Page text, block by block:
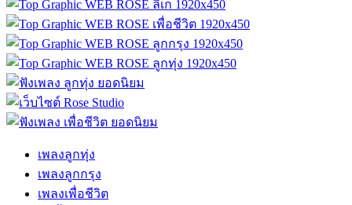
เพลงลูกทุ่ง
เพลงลูกกรุง
เพลงเพื่อชีวิต